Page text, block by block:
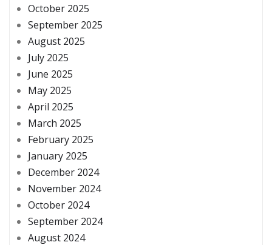
October 2025
September 2025
August 2025
July 2025
June 2025
May 2025
April 2025
March 2025
February 2025
January 2025
December 2024
November 2024
October 2024
September 2024
August 2024